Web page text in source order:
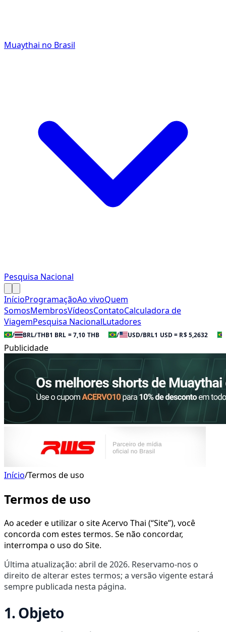
Muaythai no Brasil
Pesquisa Nacional
InícioProgramaçãoAo vivoQuem
SomosMembrosVídeosContatoCalculadora de
ViagemPesquisa NacionalLutadores
/ BRL/THB1 BRL = 7,10 THB / USD/BRL1 USD = R$ 5,2632
Publicidade
Início/Termos de uso
Termos de uso
Ao aceder e utilizar o site Acervo Thai (“Site”), você
concorda com estes termos. Se não concordar,
interrompa o uso do Site.
Última atualização: abril de 2026. Reservamo-nos o
direito de alterar estes termos; a versão vigente estará
sempre publicada nesta página.
1. Objeto